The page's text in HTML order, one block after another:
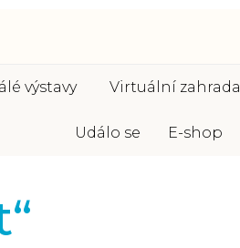
výstavy Virtuální zahrada
Událo se E-shop